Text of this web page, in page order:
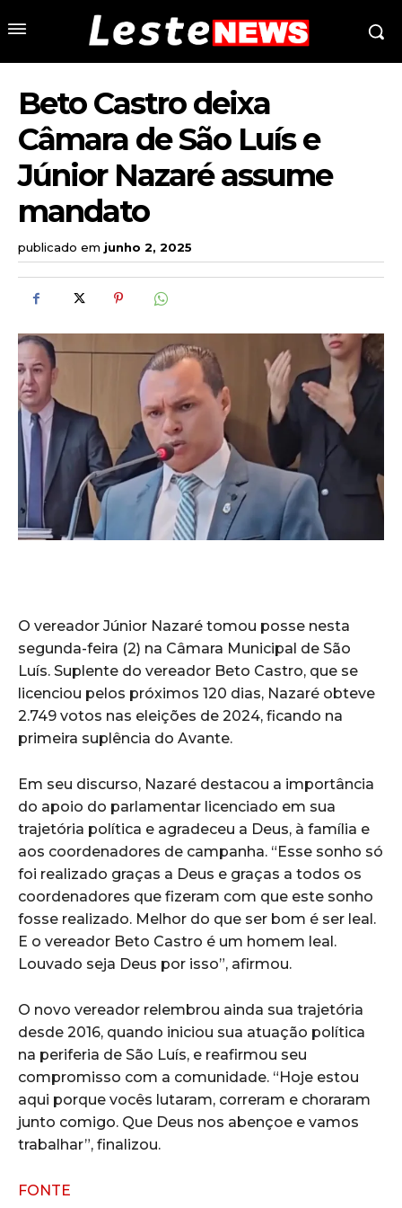
Beto Castro deixa
Câmara de São Luís e
Júnior Nazaré assume
mandato
publicado em junho 2, 2025
O vereador Júnior Nazaré tomou posse nesta
segunda-feira (2) na Câmara Municipal de São
Luís. Suplente do vereador Beto Castro, que se
licenciou pelos próximos 120 dias, Nazaré obteve
2.749 votos nas eleições de 2024, ficando na
primeira suplência do Avante.
Em seu discurso, Nazaré destacou a importância
do apoio do parlamentar licenciado em sua
trajetória política e agradeceu a Deus, à família e
aos coordenadores de campanha. “Esse sonho só
foi realizado graças a Deus e graças a todos os
coordenadores que fizeram com que este sonho
fosse realizado. Melhor do que ser bom é ser leal.
E o vereador Beto Castro é um homem leal.
Louvado seja Deus por isso”, afirmou.
O novo vereador relembrou ainda sua trajetória
desde 2016, quando iniciou sua atuação política
na periferia de São Luís, e reafirmou seu
compromisso com a comunidade. “Hoje estou
aqui porque vocês lutaram, correram e choraram
junto comigo. Que Deus nos abençoe e vamos
trabalhar”, finalizou.
FONTE